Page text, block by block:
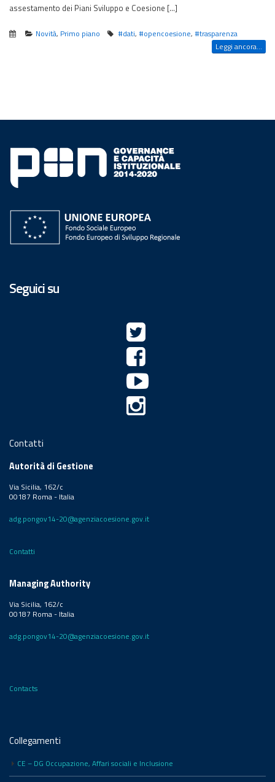
assestamento dei Piani Sviluppo e Coesione […]
Novità, Primo piano #dati,#opencoesione,#trasparenza
Leggi ancora...
Seguici su
Contatti
Autorità di Gestione
Via Sicilia, 162/c
00187 Roma - Italia
adg.pongov14-20@agenziacoesione.gov.it
Contatti
Managing Authority
Via Sicilia, 162/c
00187 Roma - Italia
adg.pongov14-20@agenziacoesione.gov.it
Contacts
Collegamenti
CE – DG Occupazione, Affari sociali e Inclusione